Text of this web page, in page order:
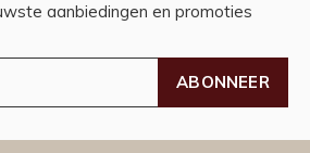
aanbiedingen en promoties
ABONNEER